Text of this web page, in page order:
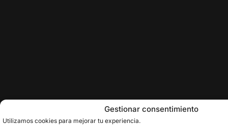
Gestionar consentimiento
Utilizamos cookies para mejorar tu experiencia.